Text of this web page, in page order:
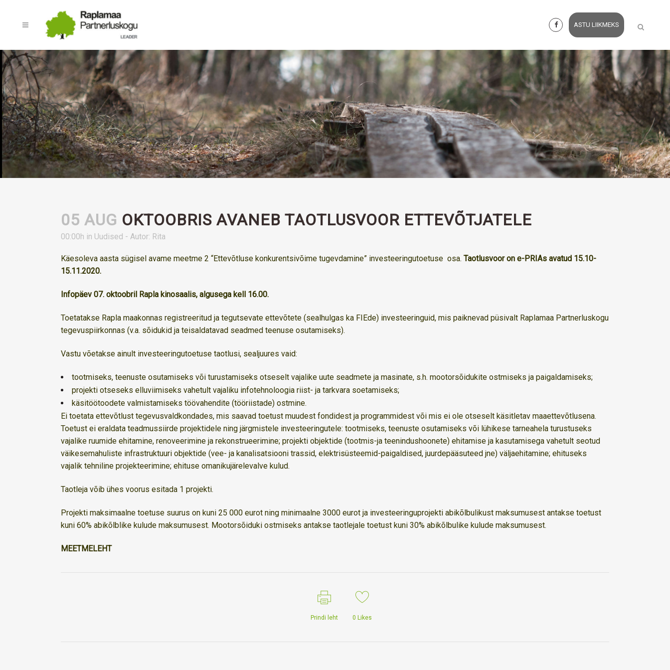
ASTU LIIKMEKS
05 AUG OKTOOBRIS AVANEB TAOTLUSVOOR ETTEVÕTJATELE
00:00h in Uudised - Autor: Rita
Käesoleva aasta sügisel avame meetme 2 “Ettevõtluse konkurentsivõime tugevdamine” investeeringutoetuse osa. Taotlusvoor on e-PRIAs avatud 15.10-
15.11.2020.
Infopäev 07. oktoobril Rapla kinosaalis, algusega kell 16.00.
Toetatakse Rapla maakonnas registreeritud ja tegutsevate ettevõtete (sealhulgas ka FIEde) investeeringuid, mis paiknevad püsivalt Raplamaa Partnerluskogu
tegevuspiirkonnas (v.a. sõidukid ja teisaldatavad seadmed teenuse osutamiseks).
Vastu võetakse ainult investeeringutoetuse taotlusi, sealjuures vaid:
tootmiseks, teenuste osutamiseks või turustamiseks otseselt vajalike uute seadmete ja masinate, s.h. mootorsõidukite ostmiseks ja paigaldamiseks;
projekti otseseks elluviimiseks vahetult vajaliku infotehnoloogia riist- ja tarkvara soetamiseks;
käsitöötoodete valmistamiseks töövahendite (tööriistade) ostmine.
Ei toetata ettevõtlust tegevusvaldkondades, mis saavad toetust muudest fondidest ja programmidest või mis ei ole otseselt käsitletav maaettevõtlusena.
Toetust ei eraldata teadmussiirde projektidele ning järgmistele investeeringutele: tootmiseks, teenuste osutamiseks või lühikese tarneahela turustuseks
vajalike ruumide ehitamine, renoveerimine ja rekonstrueerimine; projekti objektide (tootmis-ja teenindushoonete) ehitamise ja kasutamisega vahetult seotud
väikesemahuliste infrastruktuuri objektide (vee- ja kanalisatsiooni trassid, elektrisüsteemid-paigaldised, juurdepääsuteed jne) väljaehitamine; ehituseks
vajalik tehniline projekteerimine; ehituse omanikujärelevalve kulud.
Taotleja võib ühes voorus esitada 1 projekti.
Projekti maksimaalne toetuse suurus on kuni 25 000 eurot ning minimaalne 3000 eurot ja investeeringuprojekti abikõlbulikust maksumusest antakse toetust
kuni 60% abikõlblike kulude maksumusest. Mootorsõiduki ostmiseks antakse taotlejale toetust kuni 30% abikõlbulike kulude maksumusest.
MEETMELEHT
Prindi leht 0 Likes